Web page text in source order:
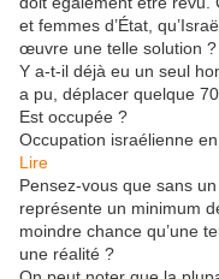
et femmes d’État,
œuvre une telle solution ?
Y a-t-il déjà eu un seul
a pu, déplacer quelque
Est occupée ?
Occupation israélienne
Lire
Pensez-vous que sans
représente un minimum
moindre chance qu’une
une réalité ?